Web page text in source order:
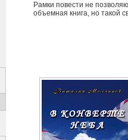
Рамки повести не
объемная книга, но такой